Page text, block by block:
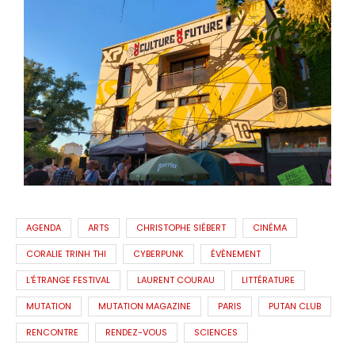
AGENDA ARTS CHRISTOPHE SIÉBERT CINÉMA
CORALIE TRINH THI CYBERPUNK ÉVÈNEMENT
L'ÉTRANGE FESTIVAL LAURENT COURAU LITTÉRATURE
MUTATION MUTATION MAGAZINE PARIS PUTAN CLUB
RENCONTRE RENDEZ-VOUS SCIENCES